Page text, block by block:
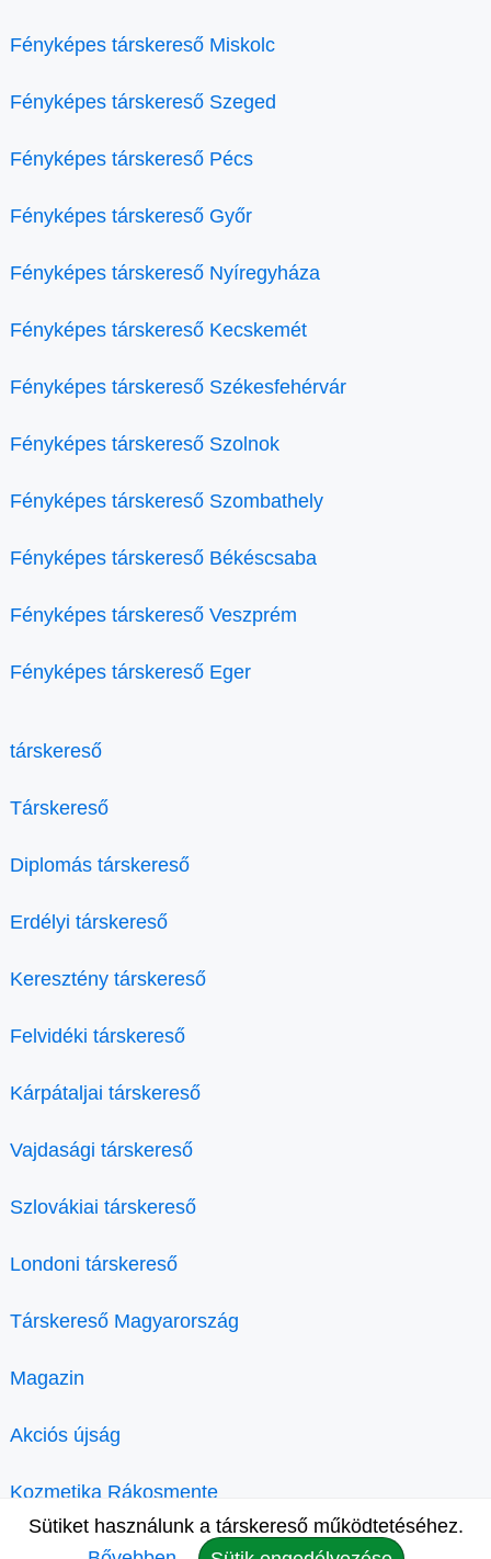
Fényképes társkereső Miskolc
Fényképes társkereső Szeged
Fényképes társkereső Pécs
Fényképes társkereső Győr
Fényképes társkereső Nyíregyháza
Fényképes társkereső Kecskemét
Fényképes társkereső Székesfehérvár
Fényképes társkereső Szolnok
Fényképes társkereső Szombathely
Fényképes társkereső Békéscsaba
Fényképes társkereső Veszprém
Fényképes társkereső Eger
társkereső
Társkereső
Diplomás társkereső
Erdélyi társkereső
Keresztény társkereső
Felvidéki társkereső
Kárpátaljai társkereső
Vajdasági társkereső
Szlovákiai társkereső
Londoni társkereső
Társkereső Magyarország
Magazin
Akciós újság
Kozmetika Rákosmente
Sütiket használunk a társkereső működtetéséhez.